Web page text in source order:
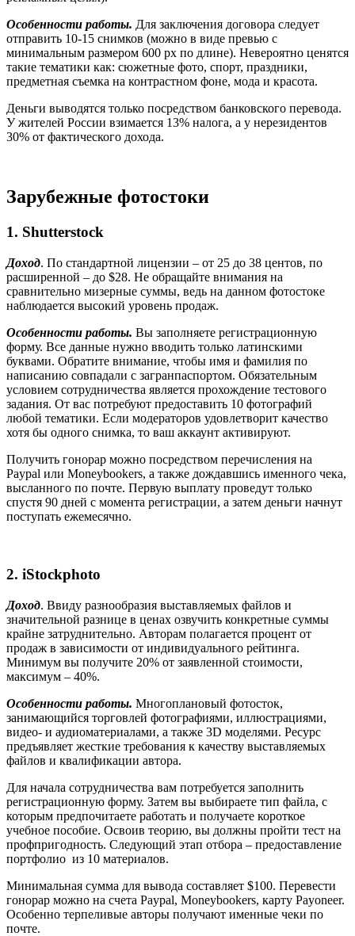
Особенности работы. Для заключения договора следует
отправить 10-15 снимков (можно в виде превью с
минимальным размером 600 px по длине). Невероятно ценятся
такие тематики как: сюжетные фото, спорт, праздники,
предметная съемка на контрастном фоне, мода и красота.
Деньги выводятся только посредством банковского перевода.
У жителей России взимается 13% налога, а у нерезидентов
30% от фактического дохода.
Зарубежные фотостоки
1. Shutterstock
Доход. По стандартной лицензии – от 25 до 38 центов, по
расширенной – до $28. Не обращайте внимания на
сравнительно мизерные суммы, ведь на данном фотостоке
наблюдается высокий уровень продаж.
Особенности работы. Вы заполняете регистрационную
форму. Все данные нужно вводить только латинскими
буквами. Обратите внимание, чтобы имя и фамилия по
написанию совпадали с загранпаспортом. Обязательным
условием сотрудничества является прохождение тестового
задания. От вас потребуют предоставить 10 фотографий
любой тематики. Если модераторов удовлетворит качество
хотя бы одного снимка, то ваш аккаунт активируют.
Получить гонорар можно посредством перечисления на
Paypal или Moneybookers, а также дождавшись именного чека,
высланного по почте. Первую выплату проведут только
спустя 90 дней с момента регистрации, а затем деньги начнут
поступать ежемесячно.
2. iStockphoto
Доход. Ввиду разнообразия выставляемых файлов и
значительной разнице в ценах озвучить конкретные суммы
крайне затруднительно. Авторам полагается процент от
продаж в зависимости от индивидуального рейтинга.
Минимум вы получите 20% от заявленной стоимости,
максимум – 40%.
Особенности работы. Многоплановый фотосток,
занимающийся торговлей фотографиями, иллюстрациями,
видео- и аудиоматериалами, а также 3D моделями. Ресурс
предъявляет жесткие требования к качеству выставляемых
файлов и квалификации автора.
Для начала сотрудничества вам потребуется заполнить
регистрационную форму. Затем вы выбираете тип файла, с
которым предпочитаете работать и получаете короткое
учебное пособие. Освоив теорию, вы должны пройти тест на
профпригодность. Следующий этап отбора – предоставление
портфолио из 10 материалов.
Минимальная сумма для вывода составляет $100. Перевести
гонорар можно на счета Paypal, Moneybookers, карту Payoneer.
Особенно терпеливые авторы получают именные чеки по
почте.